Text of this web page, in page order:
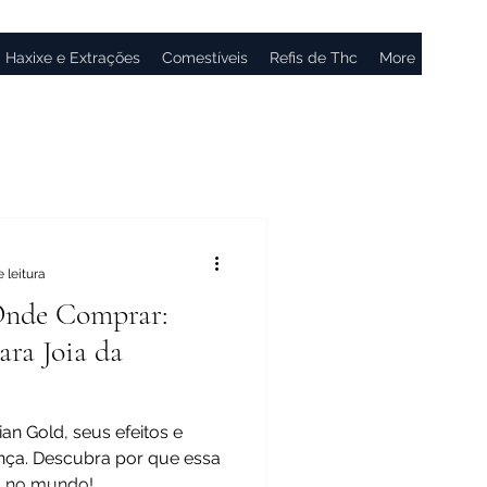
Haxixe e Extrações Comestíveis Refis de Thc More
Comprar:
Joia da
Gold, seus efeitos e
Descubra por que essa
leitura